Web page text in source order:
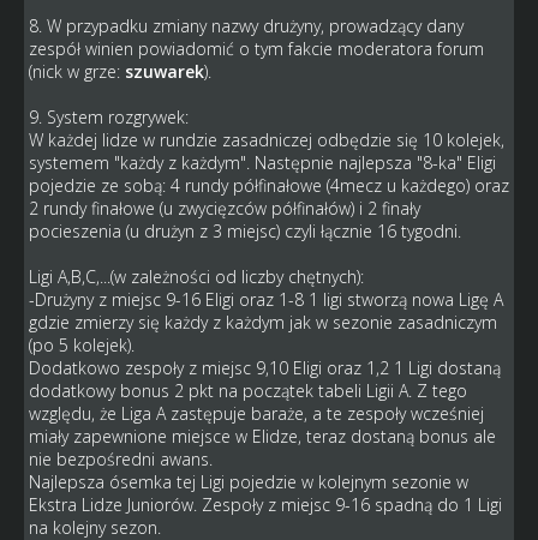
8. W przypadku zmiany nazwy drużyny, prowadzący dany
zespół winien powiadomić o tym fakcie moderatora forum
(nick w grze: szuwarek).
9. System rozgrywek:
W każdej lidze w rundzie zasadniczej odbędzie się 10 kolejek,
systemem "każdy z każdym". Następnie najlepsza "8-ka" Eligi
pojedzie ze sobą: 4 rundy półfinałowe (4mecz u każdego) oraz
2 rundy finałowe (u zwycięzców półfinałów) i 2 finały
pocieszenia (u drużyn z 3 miejsc) czyli łącznie 16 tygodni.
Ligi A,B,C,...(w zależności od liczby chętnych):
-Drużyny z miejsc 9-16 Eligi oraz 1-8 1 ligi stworzą nowa Ligę A
gdzie zmierzy się każdy z każdym jak w sezonie zasadniczym
(po 5 kolejek).
Dodatkowo zespoły z miejsc 9,10 Eligi oraz 1,2 1 Ligi dostaną
dodatkowy bonus 2 pkt na początek tabeli Ligii A. Z tego
względu, że Liga A zastępuje baraże, a te zespoły wcześniej
miały zapewnione miejsce w Elidze, teraz dostaną bonus ale
nie bezpośredni awans.
Najlepsza ósemka tej Ligi pojedzie w kolejnym sezonie w
Ekstra Lidze Juniorów. Zespoły z miejsc 9-16 spadną do 1 Ligi
na kolejny sezon.